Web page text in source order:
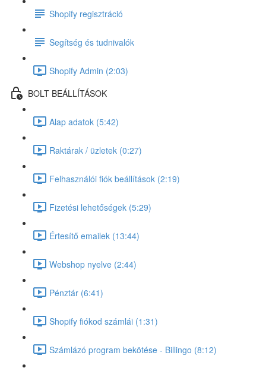
Shopify regisztráció
Segítség és tudnivalók
Shopify Admin (2:03)
BOLT BEÁLLÍTÁSOK
Alap adatok (5:42)
Raktárak / üzletek (0:27)
Felhasználói fiók beállítások (2:19)
Fizetési lehetőségek (5:29)
Értesítő emailek (13:44)
Webshop nyelve (2:44)
Pénztár (6:41)
Shopify fiókod számlái (1:31)
Számlázó program bekötése - Billingo (8:12)